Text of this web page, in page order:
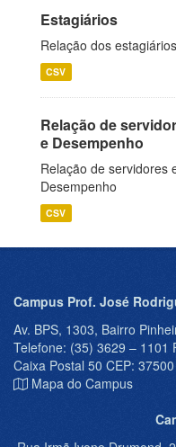
Estagiários
Relação dos
CSV
Relação de
e Desempenho
Relação de servidores
Desempenho
CSV
Campus Prof. José
Av. BPS, 1303, Bairro
Telefone: (35) 3629 – 1101
Caixa Postal 50 CEP:
Mapa do Campus